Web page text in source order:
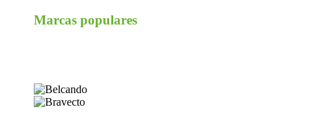
Marcas populares